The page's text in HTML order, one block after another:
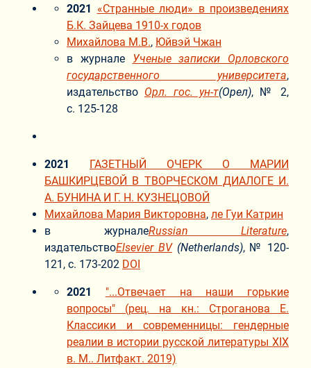
2021 «Странные люди» в произведениях
Б.К. Зайцева 1910-х годов
Михайлова М.В., Юйвэй Чжан
в журнале Ученые записки Орловского
государственного университета,
издательство Орл. гос. ун-т(Орел), № 2,
с. 125-128
2021
ГАЗЕТНЫЙ ОЧЕРК О МАРИИ
БАШКИРЦЕВОЙ В ТВОРЧЕСКОМ ДИАЛОГЕ И.
А. БУНИНА И Г. Н. КУЗНЕЦОВОЙ
Михайлова Мария Викторовна, ле Гуи Катрин
в журналеRussian Literature,
издательствоElsevier BV(Netherlands), № 120-
121, с. 173-202 DOI
2021 "...Отвечает на наши горькие
вопросы" (рец. на кн.: Строганова Е.
Классики и современницы: гендерные
реалии в истории русской литературы XIX
в. М.. Литфакт. 2019)